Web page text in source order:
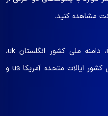
مشاهده کنید.​
برای مثال، دامنه ملی کشور ایران ir، دامنه ملی کشور انگلستان uk،
دامنه ملی کشور آلمان de، دامنه ملی کشور ایالات متحده آمریکا us و